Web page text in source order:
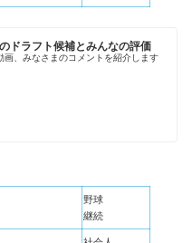
ドラフト候補とみんなの評価
画、みなさまのコメントを紹介します
野球
継続